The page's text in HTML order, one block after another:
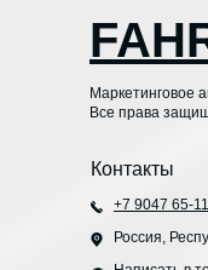
Маркетинговое
Все права
Контакты
+7 9047 65-
Россия,